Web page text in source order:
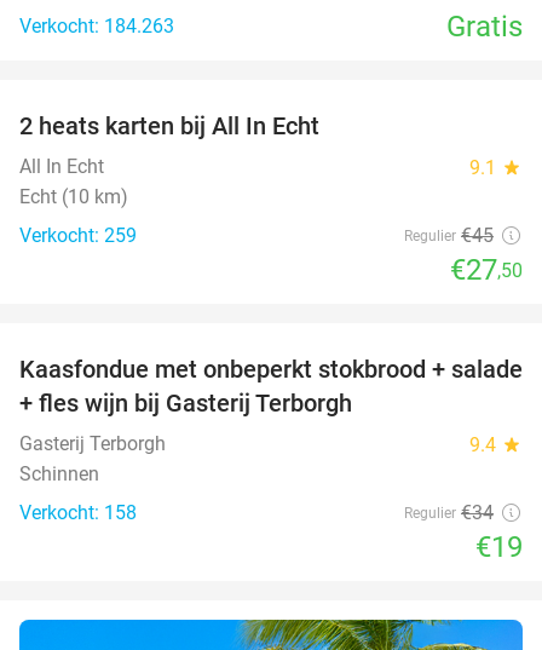
Verkocht: 184.263
Gratis
2 heats karten bij All In Echt
All In Echt 9.1 star
Echt (10 km)
Verkocht: 259
Regulier €45
€27,50
44%
Kaasfondue met onbeperkt stokbrood + salade
+ fles wijn bij Gasterij Terborgh
Gasterij Terborgh 9.4 star
Schinnen
Verkocht: 158
Regulier €34
€19